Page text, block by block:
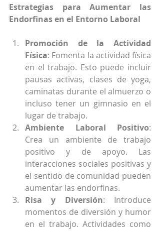
Estrategias para Aumentar las
Endorfinas en el Entorno Laboral
Promoción de la Actividad
Física: Fomenta la actividad física
en el trabajo. Esto puede incluir
pausas activas, clases de yoga,
caminatas durante el almuerzo o
incluso tener un gimnasio en el
lugar de trabajo.
Ambiente Laboral Positivo:
Crea un ambiente de trabajo
positivo y de apoyo. Las
interacciones sociales positivas y
el sentido de comunidad pueden
aumentar las endorfinas.
Risa y Diversión: Introduce
momentos de diversión y humor
en el trabajo. Actividades como